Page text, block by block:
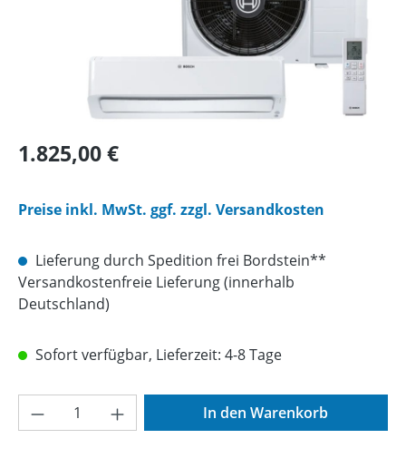
Regulärer Preis:
1.825,00 €
Preise inkl. MwSt. ggf. zzgl. Versandkosten
Lieferung durch Spedition frei Bordstein**
Versandkostenfreie Lieferung (innerhalb
Deutschland)
Sofort verfügbar, Lieferzeit: 4-8 Tage
Produkt Anzahl: Gib den gewünschten
In den Warenkorb